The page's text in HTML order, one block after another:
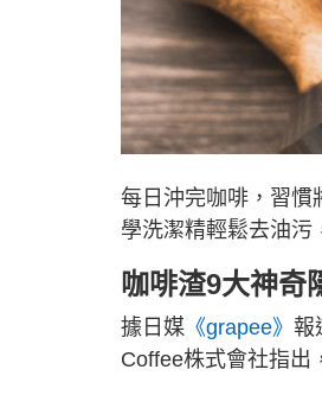
每日沖完咖啡，習慣
學洗潔精輕鬆去油污
咖啡渣9大神奇
據日媒 《grapee》 報
Coffee株式會社指出